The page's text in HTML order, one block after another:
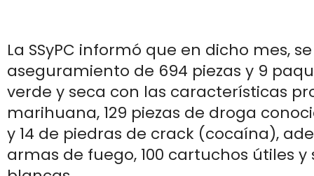
La SSyPC informó que en dicho mes,
aseguramiento de 694 piezas y 9
verde y seca con las características
marihuana, 129 piezas de droga
y 14 de piedras de crack (cocaína),
armas de fuego, 100 cartuchos útiles